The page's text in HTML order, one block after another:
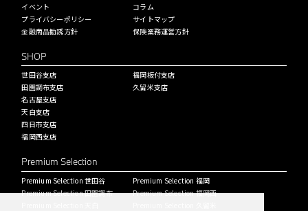
イベント
プライバシーポリシー
金融商品勧誘方針
コラム
サイトマップ
保険業務運営方針
SHOP
世田谷支店
田園調布支店
名古屋支店
天白支店
四日市支店
福岡西支店
福岡板付支店
久留米支店
Premium Selection
Premium Selection 世田谷
Premium Selection 田園調布
Premium Selection 福岡
Premium Selection 福岡西